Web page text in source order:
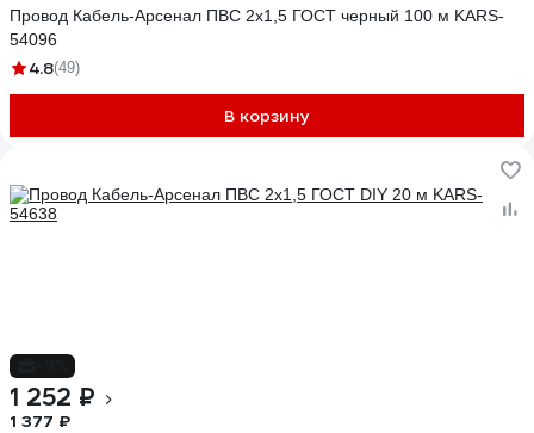
Провод Кабель-Арсенал ПВС 2x1,5 ГОСТ черный 100 м KARS-
54096
4.8(49)
В корзину
1 252 ₽
1 377 ₽